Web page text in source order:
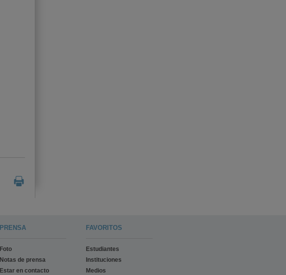
PRENSA
Foto
Notas de prensa
Estar en contacto
FAVORITOS
Estudiantes
Instituciones
Medios